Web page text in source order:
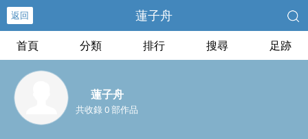
返回 蓮子舟
首頁 分類 排行 搜尋 足跡
蓮子舟
共收錄 0 部作品